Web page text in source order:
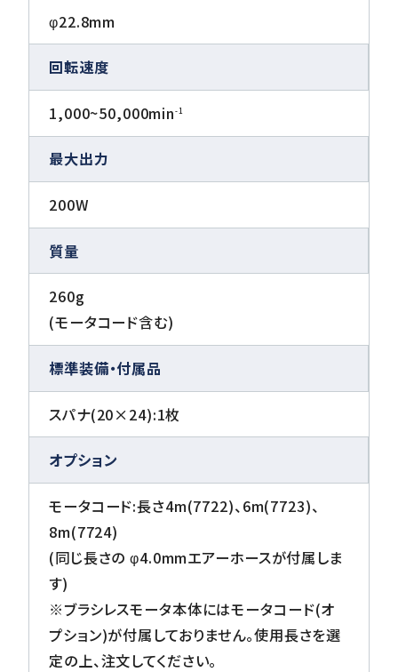
φ22.8mm
回転速度
1,000~50,000min-1
最大出力
200W
質量
260g
(モータコード含む)
標準装備・付属品
スパナ(20×24):1枚
オプション
モータコード:長さ4m(7722)、6m(7723)、
8m(7724)
(同じ長さの φ4.0mmエアーホースが付属しま
す)
※ブラシレスモータ本体にはモータコード(オ
プション)が付属しておりません。使用長さを選
定の上、注文してください。